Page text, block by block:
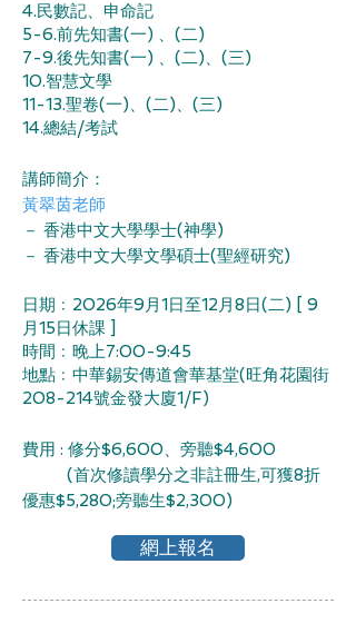
4.民數記、申命記
5-6.前先知書(⼀) 、(二)
7-9.後先知書(⼀) 、(二)、(三)
10.智慧⽂學
11-13.聖卷(⼀)、(二)、(三)
14.總結/考試
講師簡介：
黃翠茵老師
－ 香港中文大學學士(神學)
－ 香港中文大學文學碩士(聖經研究)
日期﹕2026年9月1日至12月8日(二) [ 9
月15日休課 ]
時間﹕晚上7:00-9:45
地點﹕中華錫安傳道會華基堂(旺角花園街
208-214號金發大廈1/F)
費用 : 修分$6,600、旁聽$4,600
(首次修讀學分之非註冊生,可獲8折
優惠$5,280;旁聽生$2,300)
網上報名